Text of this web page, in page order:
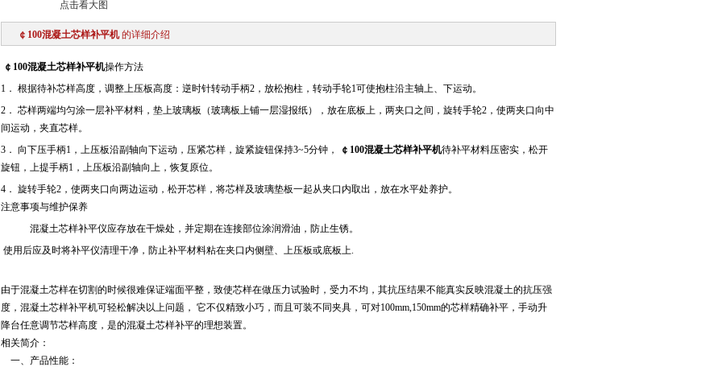
点击看大图
￠100混凝土芯样补平机 的详细介绍
￠100混凝土芯样补平机操作方法
1． 根据待补芯样高度，调整上压板高度：逆时针转动手柄2，放松抱柱，转动手轮1可使抱柱沿主轴上、下运动。
2． 芯样两端均匀涂一层补平材料，垫上玻璃板（玻璃板上铺一层湿报纸），放在底板上，两夹口之间，旋转手轮2，使两夹口向中
间运动，夹直芯样。
3． 向下压手柄1，上压板沿副轴向下运动，压紧芯样，旋紧旋钮保持3~5分钟，
￠100混凝土芯样补平机待补平材料压密实，松开
旋钮，上提手柄1，上压板沿副轴向上，恢复原位。
4． 旋转手轮2，使两夹口向两边运动，松开芯样，将芯样及玻璃垫板一起从夹口内取出，放在水平处养护。
注意事项与维护保养
混凝土芯样补平仪应存放在干燥处，并定期在连接部位涂润滑油，防止生锈。
使用后应及时将补平仪清理干净，防止补平材料粘在夹口内侧壁、上压板或底板上.
由于混凝土芯样在切割的时候很难保证端面平整，致使芯样在做压力试验时，受力不均，其抗压结果不能真实反映混凝土的抗压强
度，混凝土芯样补平机可轻松解决以上问题， 它不仅精致小巧，而且可装不同夹具，可对100mm,150mm的芯样精确补平，手动升
降台任意调节芯样高度，是的混凝土芯样补平的理想装置。
相关简介：
一、产品性能：